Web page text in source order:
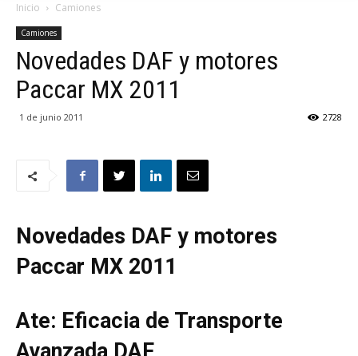
Inicio Camiones
Camiones
Novedades DAF y motores
Paccar MX 2011
1 de junio 2011 2728
Novedades DAF y motores
Paccar MX 2011
Ate: Eficacia de Transporte